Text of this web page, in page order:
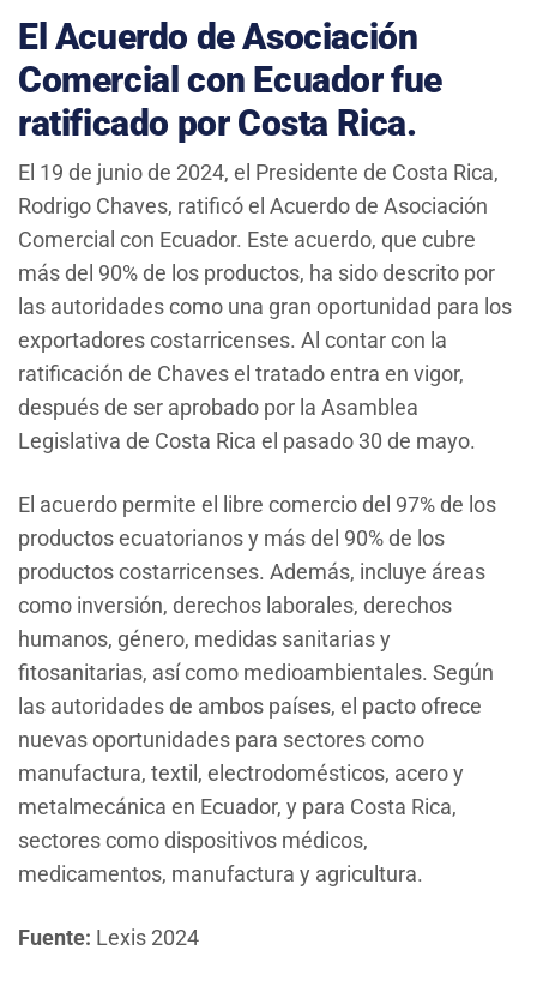
El Acuerdo de Asociación
Comercial con Ecuador fue
ratificado por Costa Rica.
El 19 de junio de 2024, el Presidente de Costa Rica,
Rodrigo Chaves, ratificó el Acuerdo de Asociación
Comercial con Ecuador. Este acuerdo, que cubre
más del 90% de los productos, ha sido descrito por
las autoridades como una gran oportunidad para los
exportadores costarricenses. Al contar con la
ratificación de Chaves el tratado entra en vigor,
después de ser aprobado por la Asamblea
Legislativa de Costa Rica el pasado 30 de mayo.
El acuerdo permite el libre comercio del 97% de los
productos ecuatorianos y más del 90% de los
productos costarricenses. Además, incluye áreas
como inversión, derechos laborales, derechos
humanos, género, medidas sanitarias y
fitosanitarias, así como medioambientales. Según
las autoridades de ambos países, el pacto ofrece
nuevas oportunidades para sectores como
manufactura, textil, electrodomésticos, acero y
metalmecánica en Ecuador, y para Costa Rica,
sectores como dispositivos médicos,
medicamentos, manufactura y agricultura.
Fuente: Lexis 2024